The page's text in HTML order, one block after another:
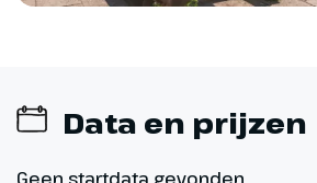
Data en prijzen